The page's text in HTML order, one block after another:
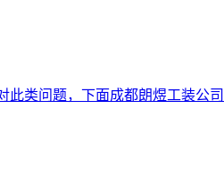
类问题，下面成都朗煜工装公